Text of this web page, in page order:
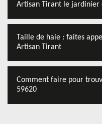
Artisan Tirant le jardinier
Taille de haie : faites
Artisan Tirant
Comment faire pour
59620